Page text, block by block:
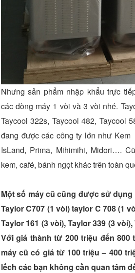
Nhưng sản phẩm nhập khẩu trực
các dòng máy 1 vòi và 3 vòi nhé.
Taycool 322s, Taycool 482, Taycool
đang được các công ty lớn như
IsLand, Prima, Mihimihi, Midori….
kem, café, bánh ngọt khác trên toàn
Một số máy cũ cũng được sử dụng
Taylor C707 (1 vòi) taylor C 708 (1
Taylor 161 (3 vòi), Taylor 339 (3
Với giá thành từ 200 triệu đến 800
máy cũ có giá từ 100 triệu – 400
lếch các bạn không cần quan tâm